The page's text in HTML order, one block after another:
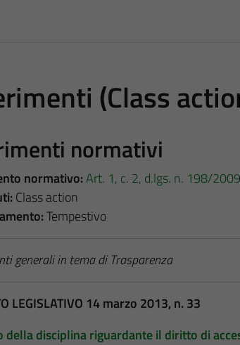
(Class
normativi
normativo:Art. 1, c. 2, d.lgs. n. 198/2009
Class action
Tempestivo
generali in tema di Trasparenza
LEGISLATIVO 14 marzo 2013, n. 33
della disciplina riguardante il diritto di